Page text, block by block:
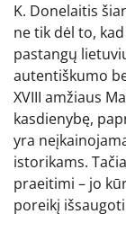
K. Donelaitis
ne tik dėl to,
pastangų
autentiškumo
XVIII amžiaus
kasdienybę,
yra
istorikams.
praeitimi – jo
poreikį